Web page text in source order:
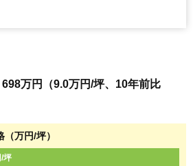
万円（9.0万円/坪、10年前比
（万円/坪）
坪